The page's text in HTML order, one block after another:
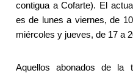
contigua a Cofarte). El
es de lunes a viernes, de
miércoles y jueves, de 17 a
Aquellos abonados de la